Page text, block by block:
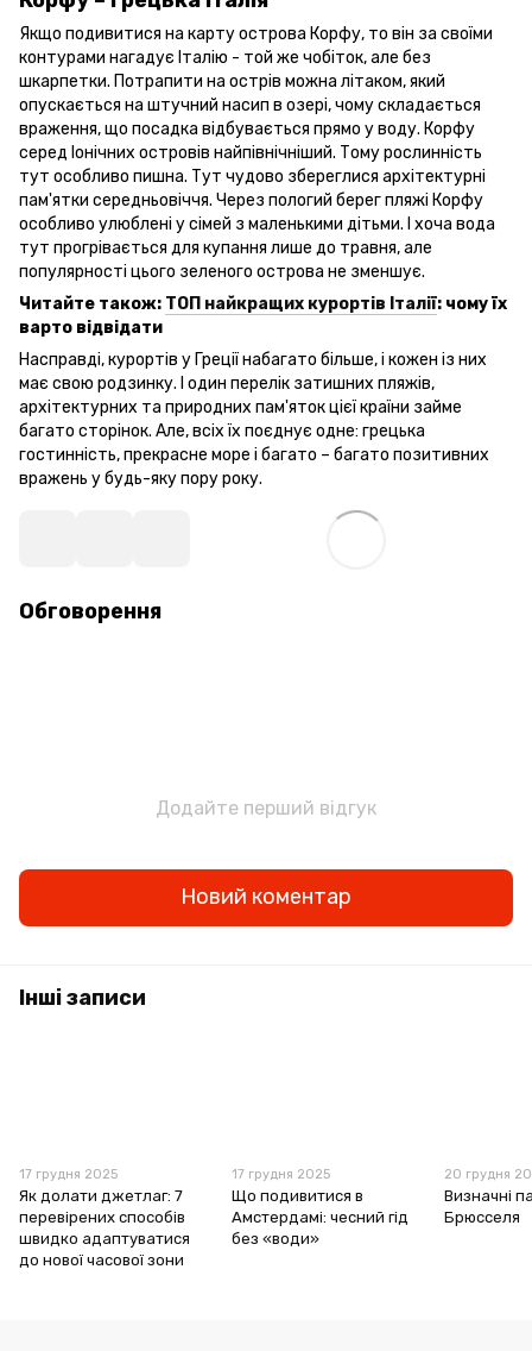
Якщо подивитися на карту острова Корфу, то він за своїми
контурами нагадує Італію - той же чобіток, але без
шкарпетки. Потрапити на острів можна літаком, який
опускається на штучний насип в озері, чому складається
враження, що посадка відбувається прямо у воду. Корфу
серед Іонічних островів найпівнічніший. Тому рослинність
тут особливо пишна. Тут чудово збереглися архітектурні
пам'ятки середньовіччя. Через пологий берег пляжі Корфу
особливо улюблені у сімей з маленькими дітьми. І хоча вода
тут прогрівається для купання лише до травня, але
популярності цього зеленого острова не зменшує.
Читайте також: ТОП найкращих курортів Італії: чому їх
варто відвідати
Насправді, курортів у Греції набагато більше, і кожен із них
має свою родзинку. І один перелік затишних пляжів,
архітектурних та природних пам'яток цієї країни займе
багато сторінок. Але, всіх їх поєднує одне: грецька
гостинність, прекрасне море і багато – багато позитивних
вражень у будь-яку пору року.
Обговорення
Додайте перший відгук
Новий коментар
Інші записи
17 грудня 2025
Як долати джетлаг: 7
перевірених способів
швидко адаптуватися
до нової часової зони
17 грудня 2025
Що подивитися в
Амстердамі: чесний гід
без «води»
20 грудня
Визначні
Брюсселя